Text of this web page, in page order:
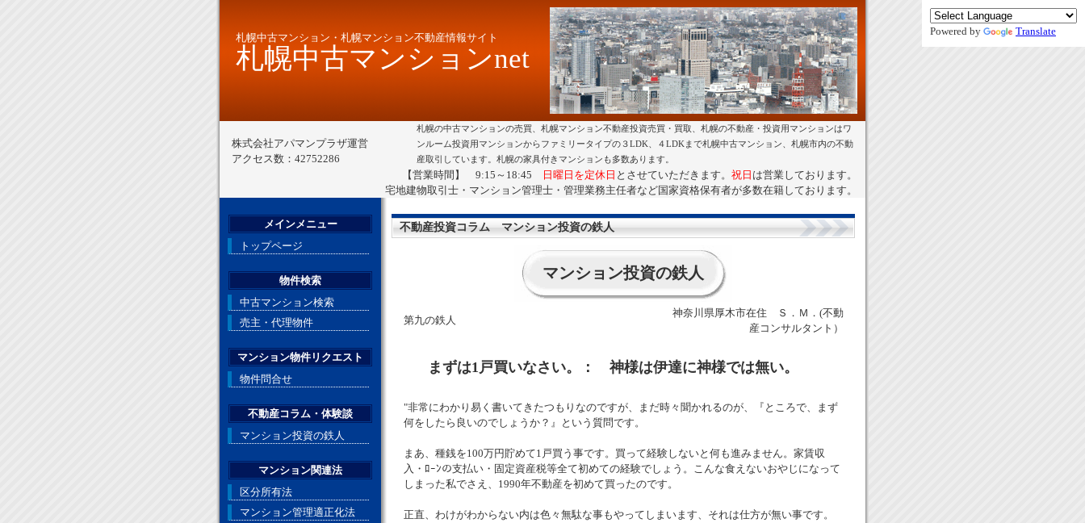
札幌中古マンション・札幌マンション不動産情報サイト
札幌中古マンションnet
株式会社アパマンプラザ運営
アクセス数：42752286
札幌の中古マンションの売買、札幌マンション不動産投資売買・買取、札幌の不動産・投資用マンションはワ
ンルーム投資用マンションからファミリータイプの３LDK、４LDKまで札幌中古マンション、札幌市内の不動
産取引しています。札幌の家具付きマンションも多数あります。
【営業時間】 9:15～18:45 日曜日を定休日 とさせていただきます。 祝日 は営業しております。
宅地建物取引士・マンション管理士・管理業務主任者など国家資格保有者が多数在籍しております。
Powered by Translate
不動産投資コラム マンション投資の鉄人
マンション投資の鉄人
第九の鉄人
神奈川県厚木市在住 Ｓ．Ｍ．(不動
産コンサルタント）
まずは1戸買いなさい。： 神様は伊達に神様では無い。
"非常にわかり易く書いてきたつもりなのですが、まだ時々聞かれるのが、『ところで、まず
何をしたら良いのでしょうか？』という質問です。
まあ、種銭を100万円貯めて1戸買う事です。買って経験しないと何も進みません。家賃収
入・ﾛｰﾝの支払い・固定資産税等全て初めての経験でしょう。こんな食えないおやじになって
しまった私でさえ、1990年不動産を初めて買ったのです。
正直、わけがわからない内は色々無駄な事もやってしまいます、それは仕方が無い事です。
メインメニュー
トップページ
物件検索
中古マンション検索
売主・代理物件
マンション物件リクエスト
物件問合せ
不動産コラム・体験談
マンション投資の鉄人
マンション関連法
区分所有法
マンション管理適正化法